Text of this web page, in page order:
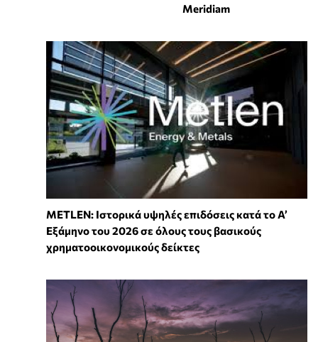
Meridiam
METLEN: Ιστορικά υψηλές επιδόσεις κατά το Α’
Εξάμηνο του 2026 σε όλους τους βασικούς
χρηματοοικονομικούς δείκτες